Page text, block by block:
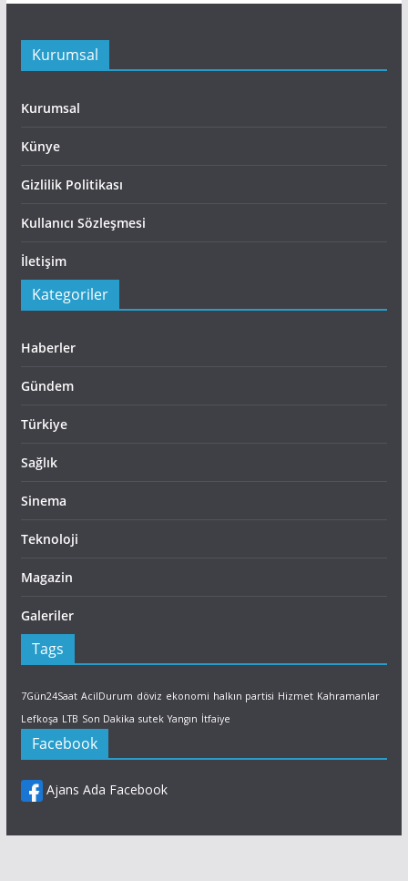
Kurumsal
Kurumsal
Künye
Gizlilik Politikası
Kullanıcı Sözleşmesi
İletişim
Kategoriler
Haberler
Gündem
Türkiye
Sağlık
Sinema
Teknoloji
Magazin
Galeriler
Tags
7Gün24Saat AcilDurum döviz ekonomi halkın partisi Hizmet Kahramanlar
Lefkoşa LTB Son Dakika sutek Yangın İtfaiye
Facebook
Ajans Ada Facebook